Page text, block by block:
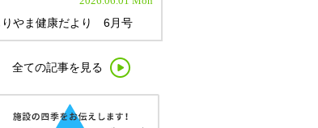
りやま健康だより 6月号
全ての記事を見る